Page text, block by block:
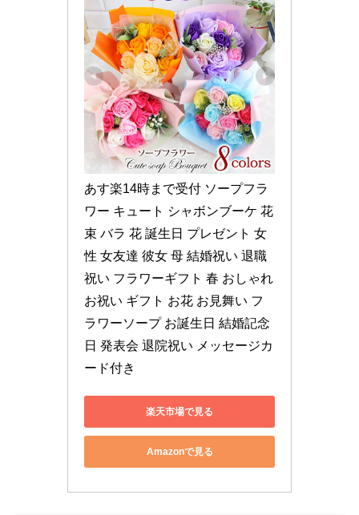
あす楽14時まで受付 ソープフラ
ワー キュート シャボンブーケ 花
束 バラ 花 誕生日 プレゼント 女
性 女友達 彼女 母 結婚祝い 退職
祝い フラワーギフト 春 おしゃれ
お祝い ギフト お花 お見舞い フ
ラワーソープ お誕生日 結婚記念
日 発表会 退院祝い メッセージカ
ード付き
楽天市場で見る
Amazonで見る